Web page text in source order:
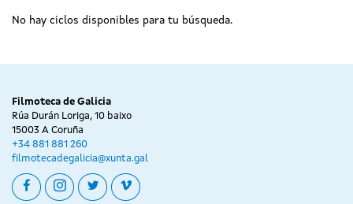
No hay ciclos disponibles para tu búsqueda.
Filmoteca de Galicia
Rúa Durán Loriga, 10 baixo
15003 A Coruña
+34 881 881 260
filmotecadegalicia@xunta.gal
facebookinstagram
twittervimeo